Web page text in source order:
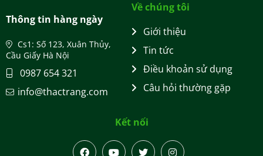
Thông tin hàng ngày
Cs1: Số 123, Xuân Thủy,
Cầu Giấy Hà Nội
0987 654 321
info@thactrang.com
Về chúng tôi
Giới thiệu
Tin tức
Điều khoản sử dụng
Câu hỏi thường gặp
Kết nối